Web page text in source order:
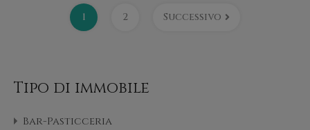
1 2 Successivo
Tipo di immobile
Bar-Pasticceria